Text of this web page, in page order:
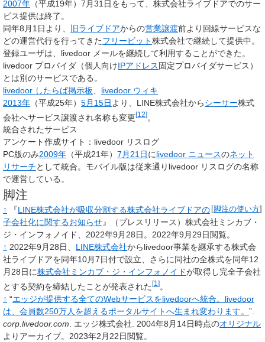
2007年 （平成19年）7月31日をもって、株式会社ライブドアでのサー
ビス提供は終了。
同年8月1日より、
旧ライブドアからの営業譲渡前より回線サービスな
どの運営代行を行ってきたフリービット株式会社で継続して提供中。
登録ユーザは、livedoor メールを継続して利用することができた。
livedoor プロバイダ（個人向けIPアドレス 固定プロバイダサービス）
とは別のサービスである。
livedoor したらば掲示板
livedoor ウィキ
2013年 （平成25年） 5月15日 より、LINE株式会社からシーサー株式
会社へサービス譲渡され名称も変更[12]。
統合されたサービス
アンケート作成サイト：livedoor リスログ
PC版のみ2009年 （平成21年） 7月21日にlivedoor ニュースのネット
リサーチとして統合。モバイル版は従来通りlivedoor リスログの名称
で運営している。
脚注
脚注の使い方
↑ 『LINE株式会社が吸収分割する株式会社ライブドアの
子会社化に関するお知らせ』（プレスリリース）株式会社ミンカブ・
ジ・インフォノイド、2022年9月28日。 2022年9月29日閲覧。
↑ 2022年9月28日、 LINE株式会社からlivedoor事業を継承する株式会
社ライブドアを同年10月7日付で設立、さらに同社の全株式を同年12
月28日に株式会社ミンカブ・ジ・インフォノイドが取得し完全子会社
とする契約を締結したことが発表された [1 ] 。
↑ “エッジが提供する全てのWebサービスをlivedoorへ統合。livedoor
は、会員数250万人を超えるポータルサイトへ生まれ変わります。 ”.
corp.livedoor.com
エッジ株式会社. 2004年8月14日時点のオリジナル
よりアーカイブ。2023年2月22日閲覧。